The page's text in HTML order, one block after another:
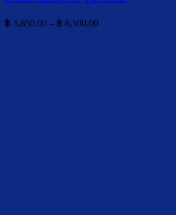
฿ 5,850.00 – ฿ 6,500.00Price